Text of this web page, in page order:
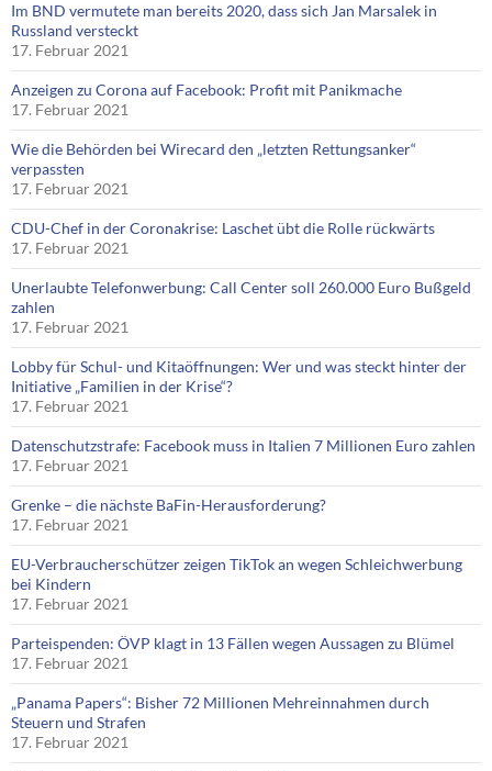
Im BND vermutete man bereits 2020, dass sich Jan Marsalek in
Russland versteckt
17. Februar 2021
Anzeigen zu Corona auf Facebook: Profit mit Panikmache
17. Februar 2021
Wie die Behörden bei Wirecard den „letzten Rettungsanker“
verpassten
17. Februar 2021
CDU-Chef in der Coronakrise: Laschet übt die Rolle rückwärts
17. Februar 2021
Unerlaubte Telefonwerbung: Call Center soll 260.000 Euro Bußgeld
zahlen
17. Februar 2021
Lobby für Schul- und Kitaöffnungen: Wer und was steckt hinter der
Initiative „Familien in der Krise“?
17. Februar 2021
Datenschutzstrafe: Facebook muss in Italien 7 Millionen Euro zahlen
17. Februar 2021
Grenke – die nächste BaFin-Herausforderung?
17. Februar 2021
EU-Verbraucherschützer zeigen TikTok an wegen Schleichwerbung
bei Kindern
17. Februar 2021
Parteispenden: ÖVP klagt in 13 Fällen wegen Aussagen zu Blümel
17. Februar 2021
„Panama Papers“: Bisher 72 Millionen Mehreinnahmen durch
Steuern und Strafen
17. Februar 2021